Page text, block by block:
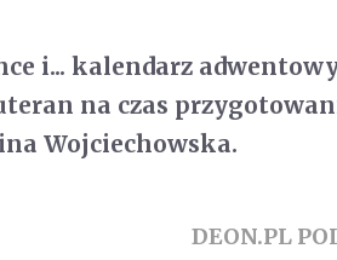
i... kalendarz
na czas
Wojciechowska.
DEON.PL